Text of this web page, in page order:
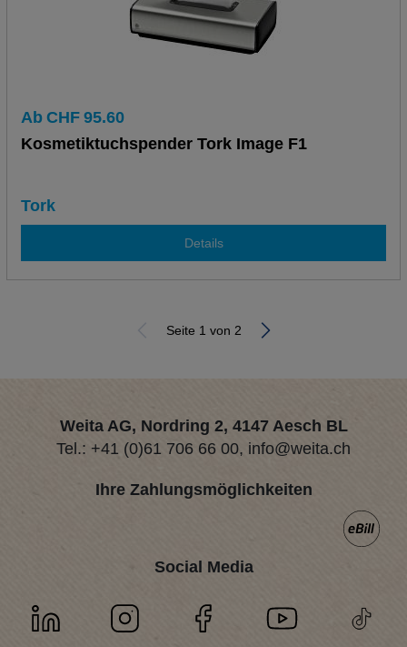
Ab CHF 95.60
Kosmetiktuchspender Tork Image F1
Tork
Details
Seite 1 von 2
Weita AG, Nordring 2, 4147 Aesch BL
Tel.: +41 (0)61 706 66 00, info@weita.ch
Ihre Zahlungsmöglichkeiten
Social Media